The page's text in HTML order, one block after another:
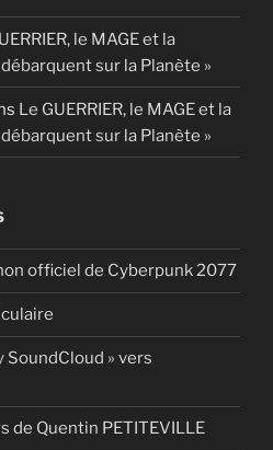
le MAGE et la
débarquent sur la Planète »
Le GUERRIER, le MAGE et la
débarquent sur la Planète »
officiel de Cyberpunk 2077
SoundCloud » vers
de Quentin PETITEVILLE